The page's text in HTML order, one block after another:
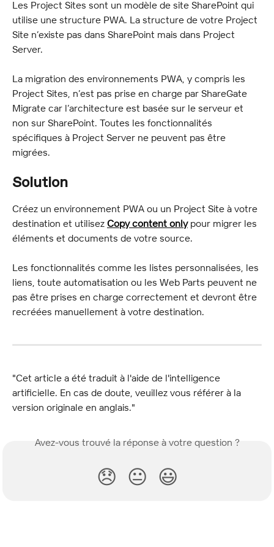
Les Project Sites sont un modèle de site SharePoint qui
utilise une structure PWA. La structure de votre Project
Site n’existe pas dans SharePoint mais dans Project
Server.
La migration des environnements PWA, y compris les
Project Sites, n’est pas prise en charge par ShareGate
Migrate car l’architecture est basée sur le serveur et
non sur SharePoint. Toutes les fonctionnalités
spécifiques à Project Server ne peuvent pas être
migrées.
Solution
Créez un environnement PWA ou un Project Site à votre
destination et utilisez Copy content only pour migrer les
éléments et documents de votre source.
Les fonctionnalités comme les listes personnalisées, les
liens, toute automatisation ou les Web Parts peuvent ne
pas être prises en charge correctement et devront être
recréées manuellement à votre destination.
"Cet article a été traduit à l'aide de l'intelligence
artificielle. En cas de doute, veuillez vous référer à la
version originale en anglais."
Avez-vous trouvé la réponse à votre question ?
😞 😐 😃